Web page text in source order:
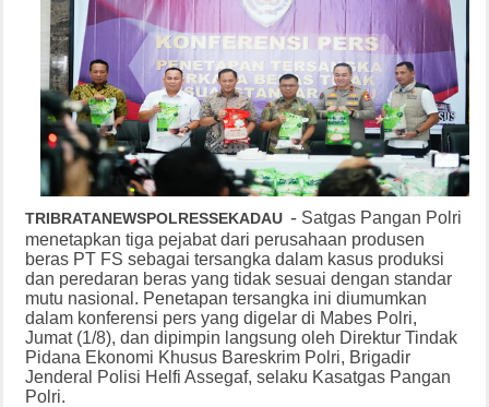
TRIBRATANEWSPOLRESSEKADAU - Satgas Pangan Polri
menetapkan tiga pejabat dari perusahaan produsen
beras PT FS sebagai tersangka dalam kasus produksi
dan peredaran beras yang tidak sesuai dengan standar
mutu nasional. Penetapan tersangka ini diumumkan
dalam konferensi pers yang digelar di Mabes Polri,
Jumat (1/8), dan dipimpin langsung oleh Direktur Tindak
Pidana Ekonomi Khusus Bareskrim Polri, Brigadir
Jenderal Polisi Helfi Assegaf, selaku Kasatgas Pangan
Polri.